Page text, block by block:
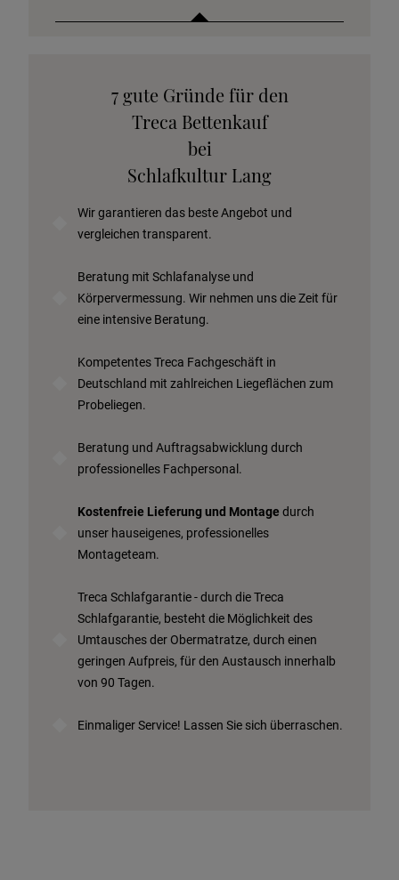
Stoffkollektion anfordern
Telefonische Beratung anfordern
Angebot anfordern
Probeschlafen im Hotel
7 gute Gründe für den
Treca Bettenkauf
bei
Schlafkultur Lang
Wir garantieren das beste Angebot und
vergleichen transparent.
Beratung mit Schlafanalyse und
Körpervermessung. Wir nehmen uns die Zeit für
eine intensive Beratung.
Kompetentes Treca Fachgeschäft in
Deutschland mit zahlreichen Liegeflächen zum
Probeliegen.
Beratung und Auftragsabwicklung durch
professionelles Fachpersonal.
Kostenfreie Lieferung und Montage durch
unser hauseigenes, professionelles
Montageteam.
Treca Schlafgarantie - durch die Treca
Schlafgarantie, besteht die Möglichkeit des
Umtausches der Obermatratze, durch einen
geringen Aufpreis, für den Austausch innerhalb
von 90 Tagen.
Einmaliger Service! Lassen Sie sich überraschen.